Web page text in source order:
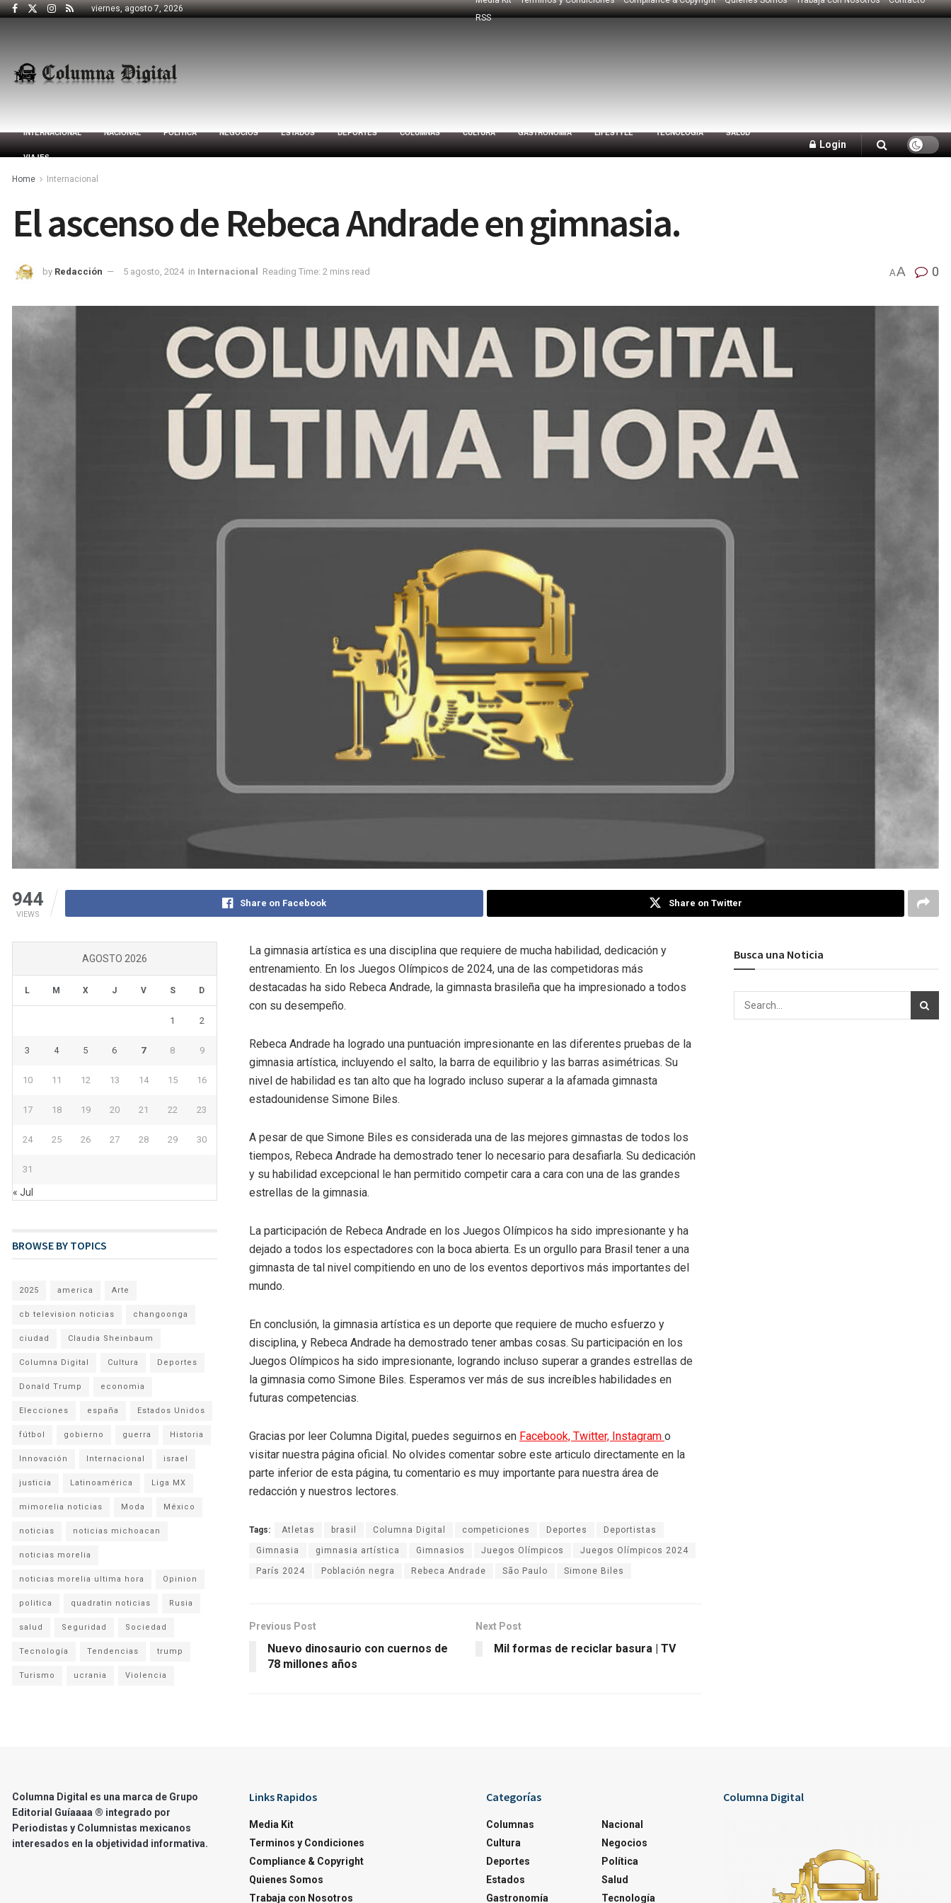
viernes, agosto 7, 2026
RSS
INTERNACIONAL NACIONAL POLÍTICA NEGOCIOS ESTADOS DEPORTES COLUMNAS CULTURA GASTRONOMÍA LIFESTYLE TECNOLOGÍA SALUD
VIAJES
Login
Home Internacional
El ascenso de Rebeca Andrade en gimnasia.
by Redacción 5 agosto, 2024 in Internacional Reading Time: 2 mins read AA 0
944
VIEWS
Share on Facebook Share on Twitter
La gimnasia artística es una disciplina que requiere de mucha habilidad, dedicación y
entrenamiento. En los Juegos Olímpicos de 2024, una de las competidoras más
destacadas ha sido Rebeca Andrade, la gimnasta brasileña que ha impresionado a todos
con su desempeño.
Rebeca Andrade ha logrado una puntuación impresionante en las diferentes pruebas de la
gimnasia artística, incluyendo el salto, la barra de equilibrio y las barras asimétricas. Su
nivel de habilidad es tan alto que ha logrado incluso superar a la afamada gimnasta
estadounidense Simone Biles.
A pesar de que Simone Biles es considerada una de las mejores gimnastas de todos los
tiempos, Rebeca Andrade ha demostrado tener lo necesario para desafiarla. Su dedicación
y su habilidad excepcional le han permitido competir cara a cara con una de las grandes
estrellas de la gimnasia.
La participación de Rebeca Andrade en los Juegos Olímpicos ha sido impresionante y ha
dejado a todos los espectadores con la boca abierta. Es un orgullo para Brasil tener a una
gimnasta de tal nivel compitiendo en uno de los eventos deportivos más importantes del
mundo.
En conclusión, la gimnasia artística es un deporte que requiere de mucho esfuerzo y
disciplina, y Rebeca Andrade ha demostrado tener ambas cosas. Su participación en los
Juegos Olímpicos ha sido impresionante, logrando incluso superar a grandes estrellas de
la gimnasia como Simone Biles. Esperamos ver más de sus increíbles habilidades en
futuras competencias.
Gracias por leer Columna Digital, puedes seguirnos en Facebook, Twitter, Instagram o
visitar nuestra página oficial. No olvides comentar sobre este articulo directamente en la
parte inferior de esta página, tu comentario es muy importante para nuestra área de
redacción y nuestros lectores.
Tags: Atletas brasil Columna Digital competiciones Deportes Deportistas
Gimnasia gimnasia artística Gimnasios Juegos Olímpicos Juegos Olímpicos 2024
París 2024 Población negra Rebeca Andrade São Paulo Simone Biles
Previous Post
Nuevo dinosaurio con cuernos de
78 millones años
Next Post
Mil formas de reciclar basura | TV
AGOSTO 2026
L M X J V S D
1 2
3 4 5 6 7 8 9
10 11 12 13 14 15 16
17 18 19 20 21 22 23
24 25 26 27 28 29 30
31
« Jul
BROWSE BY TOPICS
2025 america Arte
cb television noticias changoonga
ciudad Claudia Sheinbaum
Columna Digital Cultura Deportes
Donald Trump economia
Elecciones españa Estados Unidos
fútbol gobierno guerra Historia
Innovación Internacional israel
justicia Latinoamérica Liga MX
mimorelia noticias Moda México
noticias noticias michoacan
noticias morelia
noticias morelia ultima hora Opinion
politica quadratin noticias Rusia
salud Seguridad Sociedad
Tecnología Tendencias trump
Turismo ucrania Violencia
Busca una Noticia
Columna Digital es una marca de Grupo
Editorial Guíaaaa ® integrado por
Periodistas y Columnistas mexicanos
interesados en la objetividad informativa.
Links Rapidos
Media Kit
Terminos y Condiciones
Compliance & Copyright
Quienes Somos
Trabaja con Nosotros
Categorías
Columnas
Cultura
Deportes
Estados
Gastronomía
Nacional
Negocios
Política
Salud
Tecnología
Columna Digital